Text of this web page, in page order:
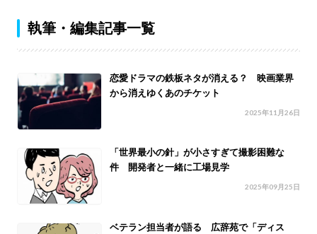
執筆・編集記事一覧
恋愛ドラマの鉄板ネタが消える？ 映画業界
から消えゆくあのチケット
2025年11月26日
「世界最小の針」が小さすぎて撮影困難な
件 開発者と一緒に工場見学
2025年09月25日
ベテラン担当者が語る 広辞苑で「ディス